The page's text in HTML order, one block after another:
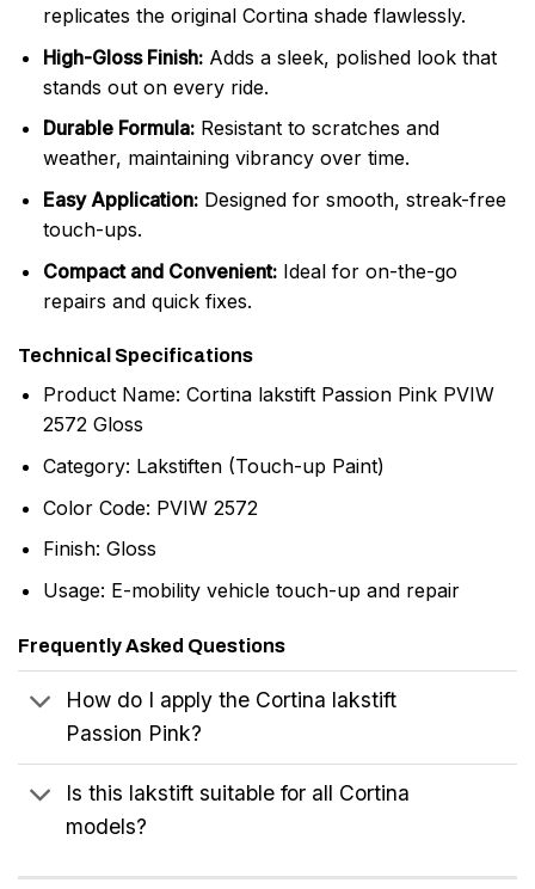
replicates the original Cortina shade flawlessly.
High-Gloss Finish:Adds a sleek, polished look that
stands out on every ride.
Durable Formula:Resistant to scratches and
weather, maintaining vibrancy over time.
Easy Application:Designed for smooth, streak-free
touch-ups.
Compact and Convenient:Ideal for on-the-go
repairs and quick fixes.
Technical Specifications
Product Name: Cortina lakstift Passion Pink PVIW
2572 Gloss
Category: Lakstiften (Touch-up Paint)
Color Code: PVIW 2572
Finish: Gloss
Usage: E-mobility vehicle touch-up and repair
Frequently Asked Questions
How do I apply the Cortina lakstift
Passion Pink?
Is this lakstift suitable for all Cortina
models?